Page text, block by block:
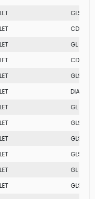
GLS MPFI
CD
GL MPFI
CD
GLS MPFI
GL MPFI
GLS
GLS
GLS
GL
GLS